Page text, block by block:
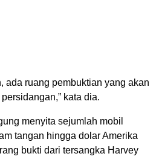
ada ruang pembuktian yang akan
kata dia.
menyita sejumlah mobil
tangan hingga dolar Amerika
bukti dari tersangka Harvey